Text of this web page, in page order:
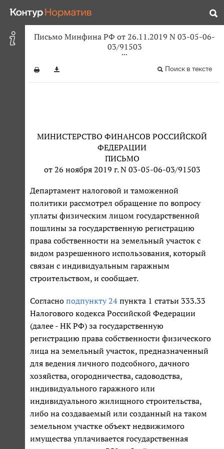
Письмо Минфина РФ от 26.11.2019 N 03-05-06-
03/91503
Поиск в тексте
МИНИСТЕРСТВО ФИНАНСОВ РОССИЙСКОЙ
ФЕДЕРАЦИИ
ПИСЬМО
от 26 ноября 2019 г. N 03-05-06-03/91503
Департамент налоговой и таможенной
политики рассмотрел обращение по вопросу
уплаты физическим лицом государственной
пошлины за государственную регистрацию
права собственности на земельный участок с
видом разрешенного использования, который
связан с индивидуальным гаражным
строительством, и сообщает.
Согласно подпункту 24 пункта 1 статьи 333.33
Налогового кодекса Российской Федерации
(далее - НК РФ) за государственную
регистрацию права собственности физического
лица на земельный участок, предназначенный
для ведения личного подсобного, дачного
хозяйства, огородничества, садоводства,
индивидуального гаражного или
индивидуального жилищного строительства,
либо на создаваемый или созданный на таком
земельном участке объект недвижимого
имущества уплачивается государственная